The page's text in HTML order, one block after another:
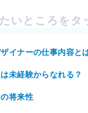
いところをタ
イナーの仕事内容と
未経験からなれる？
将来性